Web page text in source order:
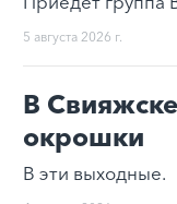
5 августа 2026 г.
В
окрошки
В эти выходные.